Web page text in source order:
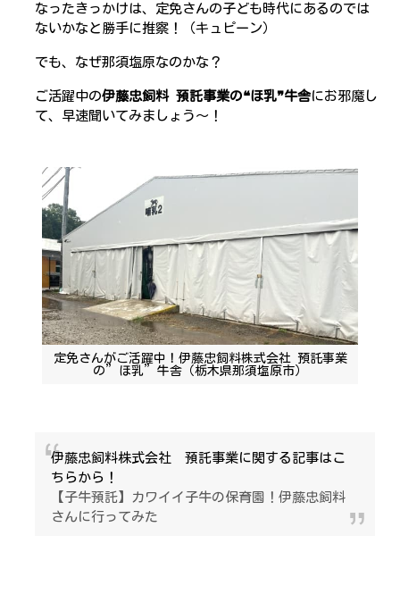
なったきっかけは、定免さんの子ども時代にあるのでは
ないかなと勝手に推察！（キュピーン）
でも、なぜ那須塩原なのかな？
ご活躍中の伊藤忠飼料 預託事業の❝ほ乳❞牛舎にお邪魔し
て、早速聞いてみましょう～！
定免さんがご活躍中！伊藤忠飼料株式会社 預託事業
の”ほ乳”牛舎（栃木県那須塩原市）
伊藤忠飼料株式会社 預託事業に関する記事はこ
ちらから！
【子牛預託】カワイイ子牛の保育園！伊藤忠飼料
さんに行ってみた